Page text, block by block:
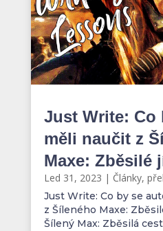
Just Write: Co
měli naučit z
Maxe: Zběsilé
Led 31, 2023 | Články,
Just Write: Co by se
z Šíleného Maxe:
Šílený Max: Zběsilá